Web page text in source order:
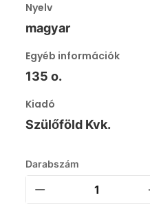
Nyelv
magyar
Egyéb információk
135 o.
Kiadó
Szülőföld Kvk.
Darabszám